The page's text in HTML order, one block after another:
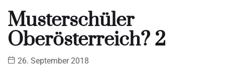
Musterschüler
Oberösterreich? 2
26. September 2018